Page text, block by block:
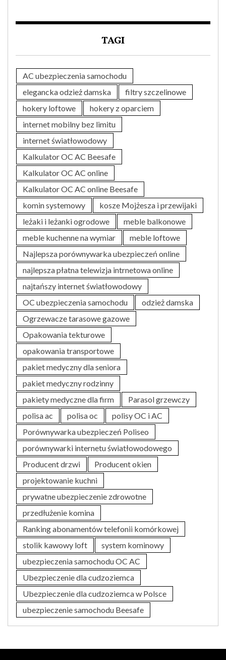
TAGI
AC ubezpieczenia samochodu
elegancka odzież damska
filtry szczelinowe
hokery loftowe
hokery z oparciem
internet mobilny bez limitu
internet światłowodowy
Kalkulator OC AC Beesafe
Kalkulator OC AC online
Kalkulator OC AC online Beesafe
komin systemowy
kosze Mojżesza i przewijaki
leżaki i leżanki ogrodowe
meble balkonowe
meble kuchenne na wymiar
meble loftowe
Najlepsza porównywarka ubezpieczeń online
najlepsza płatna telewizja intrnetowa online
najtańszy internet światłowodowy
OC ubezpieczenia samochodu
odzież damska
Ogrzewacze tarasowe gazowe
Opakowania tekturowe
opakowania transportowe
pakiet medyczny dla seniora
pakiet medyczny rodzinny
pakiety medyczne dla firm
Parasol grzewczy
polisa ac
polisa oc
polisy OC i AC
Porównywarka ubezpieczeń Poliseo
porównywarki internetu światłowodowego
Producent drzwi
Producent okien
projektowanie kuchni
prywatne ubezpieczenie zdrowotne
przedłużenie komina
Ranking abonamentów telefonii komórkowej
stolik kawowy loft
system kominowy
ubezpieczenia samochodu OC AC
Ubezpieczenie dla cudzoziemca
Ubezpieczenie dla cudzoziemca w Polsce
ubezpieczenie samochodu Beesafe